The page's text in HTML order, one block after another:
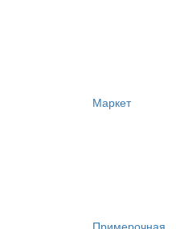
Маркет
Примерочная